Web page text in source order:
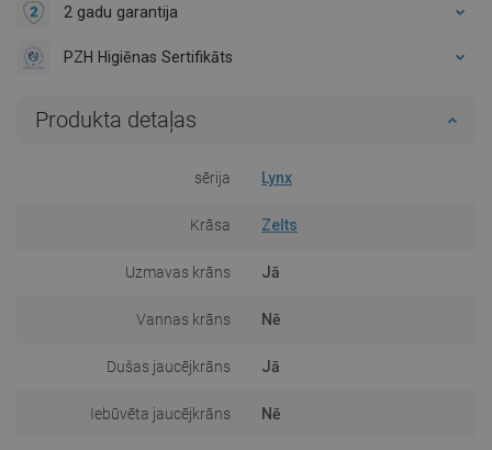
2 gadu garantija
PZH Higiēnas Sertifikāts
Produkta detaļas
sērija Lynx
Krāsa Zelts
Uzmavas krāns Jā
Vannas krāns Nē
Dušas jaucējkrāns Jā
Iebūvēta jaucējkrāns Nē